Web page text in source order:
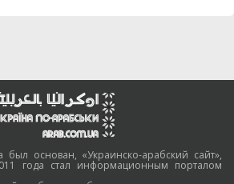
был основан, «Украинско-арабский сайт»,
года стал информационным порталом